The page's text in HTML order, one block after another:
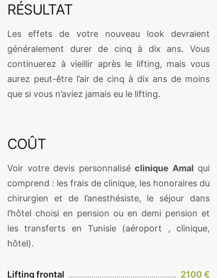
RÉSULTAT
Les effets de votre nouveau look devraient
généralement durer de cinq à dix ans. Vous
continuerez à vieillir après le lifting, mais vous
aurez peut-être l’air de cinq à dix ans de moins
que si vous n’aviez jamais eu le lifting.
COÛT
Voir votre devis personnalisé clinique Amal qui
comprend : les frais de clinique, les honoraires du
chirurgien et de l’anesthésiste, le séjour dans
l’hôtel choisi en pension ou en demi pension et
les transferts en Tunisie (aéroport , clinique,
hôtel).
Lifting frontal 2100 €